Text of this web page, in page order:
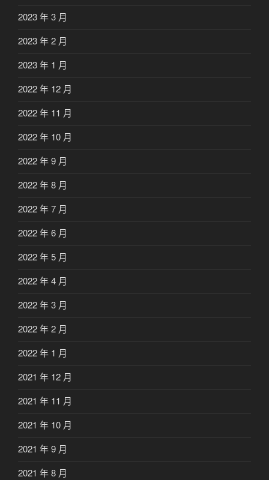
2023 年 3 月
2023 年 2 月
2023 年 1 月
2022 年 12 月
2022 年 11 月
2022 年 10 月
2022 年 9 月
2022 年 8 月
2022 年 7 月
2022 年 6 月
2022 年 5 月
2022 年 4 月
2022 年 3 月
2022 年 2 月
2022 年 1 月
2021 年 12 月
2021 年 11 月
2021 年 10 月
2021 年 9 月
2021 年 8 月